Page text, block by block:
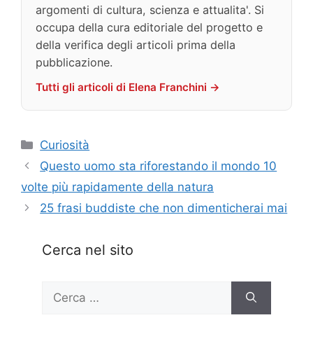
argomenti di cultura, scienza e attualita'. Si
occupa della cura editoriale del progetto e
della verifica degli articoli prima della
pubblicazione.
Tutti gli articoli di Elena Franchini →
Categorie
Curiosità
Questo uomo sta riforestando il mondo 10
volte più rapidamente della natura
25 frasi buddiste che non dimenticherai mai
Cerca nel sito
per: